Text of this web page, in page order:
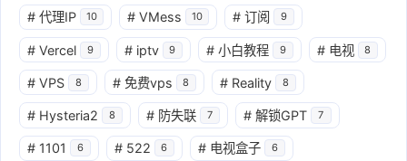
# 代理IP 10 # VMess 10 # 订阅 9
# Vercel 9 # iptv 9 # 小白教程 9 # 电视 8
# VPS 8 # 免费vps 8 # Reality 8
# Hysteria2 8 # 防失联 7 # 解锁GPT 7
# 1101 6 # 522 6 # 电视盒子 6